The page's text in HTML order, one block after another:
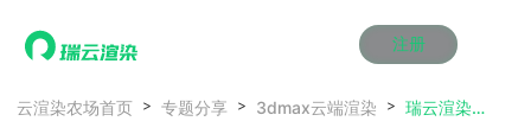
注册
首页
云渲染农场首页 专题分享 3dmax云端渲染 瑞云渲染：专业高效的 3ds Max 云渲染农场之选